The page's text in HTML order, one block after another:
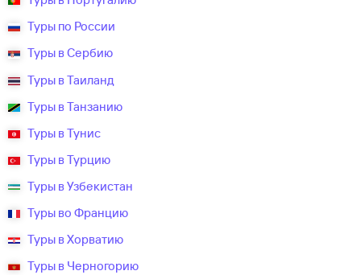
Туры по России
Туры в Сербию
Туры в Таиланд
Туры в Танзанию
Туры в Тунис
Туры в Турцию
Туры в Узбекистан
Туры во Францию
Туры в Хорватию
Туры в Черногорию